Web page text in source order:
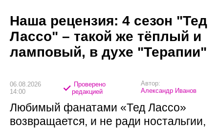
Наша рецензия: 4 сезон "Тед
Лассо" – такой же тёплый и
ламповый, в духе "Терапии"
06.08.2026
14:00
Проверено
редакцией
Автор:
Александр Иванов
Любимый фанатами «Тед Лассо»
возвращается, и не ради ностальгии,